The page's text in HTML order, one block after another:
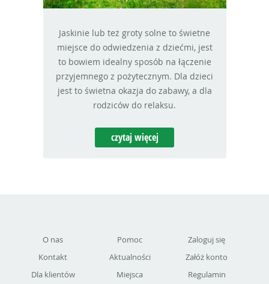
Jaskinie lub też groty solne to świetne
miejsce do odwiedzenia z dziećmi, jest
to bowiem idealny sposób na łączenie
przyjemnego z pożytecznym. Dla dzieci
jest to świetna okazja do zabawy, a dla
rodziców do relaksu.
czytaj więcej
O nas
Kontakt
Dla klientów
Pomoc
Aktualności
Miejsca
Zaloguj się
Załóż konto
Regulamin